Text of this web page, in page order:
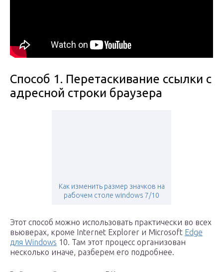
Способ 1. Перетаскивание ссылки с
адресной строки браузера
Как изменить размер значков на
рабочем столе windows 7/10
Этот способ можно использовать практически во всех
вьюверах, кроме Internet Explorer и Microsoft Edge
для Windows 10. Там этот процесс организован
несколько иначе, разберем его подробнее.